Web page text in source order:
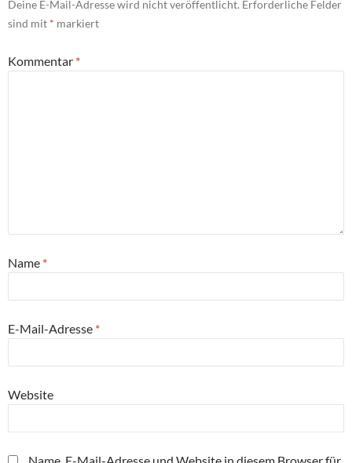
Deine E-Mail-Adresse wird nicht veröffentlicht. Erforderliche Felder
sind mit * markiert
Kommentar *
Name *
E-Mail-Adresse *
Website
Name, E-Mail-Adresse und Website in diesem Browser für